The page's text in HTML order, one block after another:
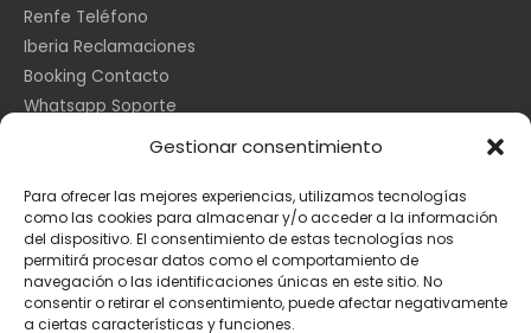
Gestionar consentimiento
Para ofrecer las mejores experiencias, utilizamos tecnologías
como las cookies para almacenar y/o acceder a la información
del dispositivo. El consentimiento de estas tecnologías nos
permitirá procesar datos como el comportamiento de
navegación o las identificaciones únicas en este sitio. No
consentir o retirar el consentimiento, puede afectar negativamente
a ciertas características y funciones.
Renfe Teléfono
Iberia Reclamaciones
Booking Contacto
Whatsapp Soporte
Información Legal
Aviso Legal